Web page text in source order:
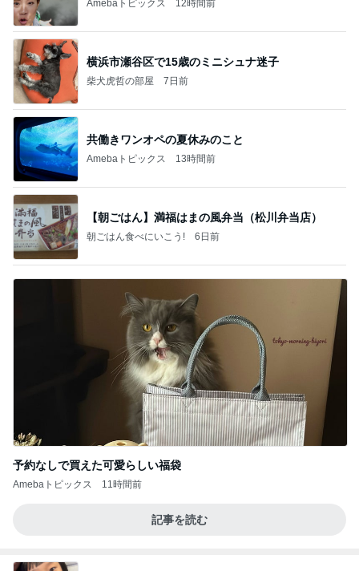
Amebaトピックス 12時間前
横浜市瀬谷区で15歳のミニシュナ迷子
柴犬虎哲の部屋 7日前
共働きワンオペの夏休みのこと
Amebaトピックス 13時間前
【朝ごはん】満福はまの風弁当（松川弁当店）
朝ごはん食べにいこう! 6日前
予約なしで買えた可愛らしい福袋
Amebaトピックス 11時間前
記事を読む